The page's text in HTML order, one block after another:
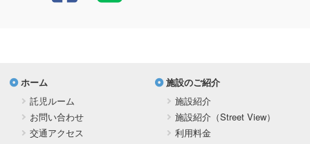
ホーム
託児ルーム
お問い合わせ
交通アクセス
施設のご紹介
施設紹介
施設紹介（Street View）
利用料金